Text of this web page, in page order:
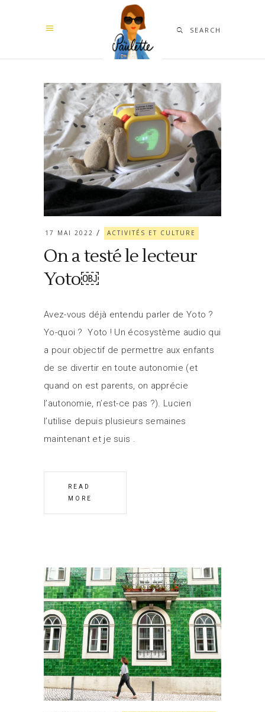
SEARCH
17 MAI 2022 ACTIVITÉS ET CULTURE
On a testé le lecteur
Yoto￼
Avez-vous déjà entendu parler de Yoto ?
Yo-quoi ? Yoto ! Un écosystème audio qui
a pour objectif de permettre aux enfants
de se divertir en toute autonomie (et
quand on est parents, on apprécie
l’autonomie, n’est-ce pas ?). Lucien
l’utilise depuis plusieurs semaines
maintenant et je suis
READ
MORE